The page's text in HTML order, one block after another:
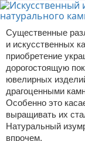
Существенные
и искусственных
приобретение
дорогостоящую
ювелирных
драгоценными
Особенно это
выращивать их
Натуральный
впрочем,